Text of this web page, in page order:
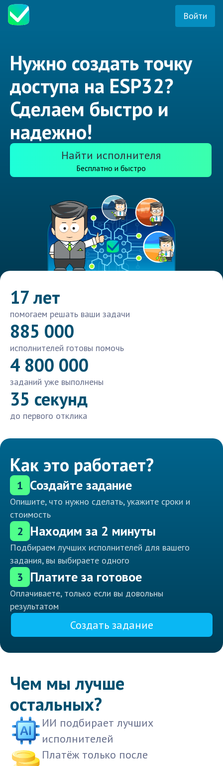
Войти
Нужно создать точку
доступа на ESP32?
Сделаем быстро и
надежно!
Найти исполнителя
Бесплатно и быстро
17 лет
помогаем решать ваши задачи
885 000
исполнителей готовы помочь
4 800 000
заданий уже выполнены
35 секунд
до первого отклика
Как это работает?
1 Создайте задание
Опишите, что нужно сделать, укажите сроки и
стоимость
2 Находим за 2 минуты
Подбираем лучших исполнителей для вашего
задания, вы выбираете одного
3 Платите за готовое
Оплачиваете, только если вы довольны
результатом
Создать задание
Чем мы лучше
остальных?
ИИ подбирает лучших
исполнителей
Платёж только после